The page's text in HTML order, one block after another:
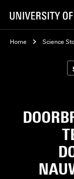
Home Science